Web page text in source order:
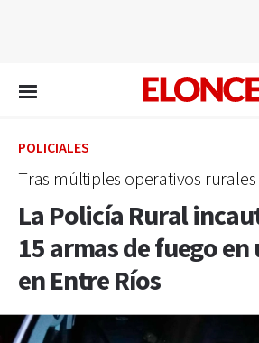
POLICIALES
Tras múltiples operativos rurales
La Policía Rural
15 armas de fuego en
en Entre Ríos